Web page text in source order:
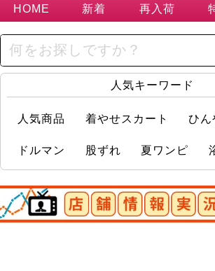
HOME 新着 再入荷
人気キーワード
人気商品 着やせスカート ひん
ドルマン 股ずれ 夏ワンピ
店舗情報実況中